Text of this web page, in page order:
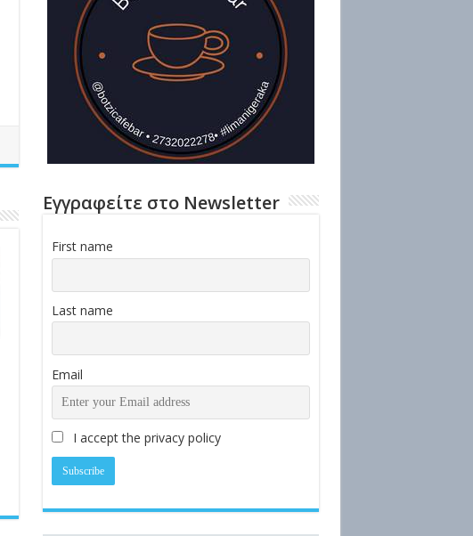
Εγγραφείτε στο Newsletter
First name
Last name
Email
I accept the privacy policy